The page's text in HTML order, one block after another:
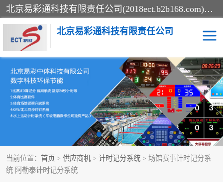
北京易彩通科技有限责任公司(2018ect.b2b168.com)主要提供陕西计时记分系统，全国统一热线：15611947915.北京易彩通科技有限责任公司有一支长期从事智能控制系统研发的高素质的队伍，具有嵌入式系统，视频系统、通信系统、网络系统，体育计时系统的知识和技能。强力打造体育比赛计时计分系统、智能升降旗系统、标准时钟系统、赛事编排及信息发布系统，为用户提供较新的，较廉价的，应用解决方案。
北京易彩通科技有限责任公司
当前位置： 首页 > 供应商机 > 计时记分系统 > 场馆赛事计时记分系
统 阿勒泰计时记分系统
记分系统 游泳计时系统
智能颁奖旗系统 GPS同步时钟系统
计时计分及成绩处理系统 计时记分系统
体育场馆影像采集回放系 游泳馆水下摄影采集救生